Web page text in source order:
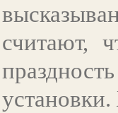
считают,